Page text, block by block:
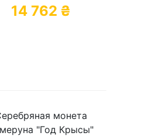
14 762 ₴
монета
"Год Крысы"